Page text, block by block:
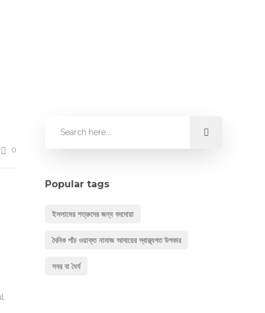
0
Popular tags
ইসলামের শত্রুদের জন্য বদদোয়া
দৈনিক পাঁচ ওয়াক্ত নামাজ আদায়ের স্বাস্থ্যগত উপকার
সবর বা ধৈর্য